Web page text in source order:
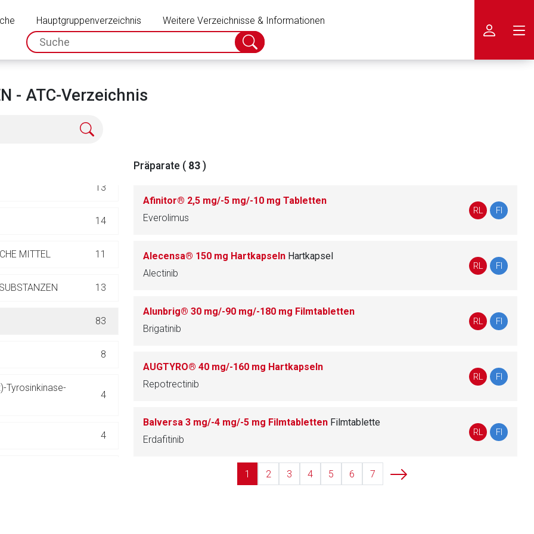
Hauptgruppenverzeichnis
Weitere Verzeichnisse & Informationen
spc.search.input.placeholder
Suche
abschicken
- ATC-Verzeichnis
UND INSULIN
351
13
14
MITTEL 11
13
83
8
Tyrosinkinase-
4
4
Präparate ( 83 )
Afinitor® 2,5 mg/-5 mg/-10 mg Tabletten
Everolimus
RL FI
Alecensa® 150 mg Hartkapseln Hartkapsel
Alectinib
RL FI
Alunbrig® 30 mg/-90 mg/-180 mg Filmtabletten
Brigatinib
RL FI
AUGTYRO® 40 mg/-160 mg Hartkapseln
Repotrectinib
RL FI
Balversa 3 mg/-4 mg/-5 mg Filmtabletten Filmtablette
Erdafitinib
RL FI
1 2 3 4 5 6 7
Ebenso gelten dort ggf. andere Datenschutzbestimmungen.
Zurück zur rote-liste.de Zur Seite